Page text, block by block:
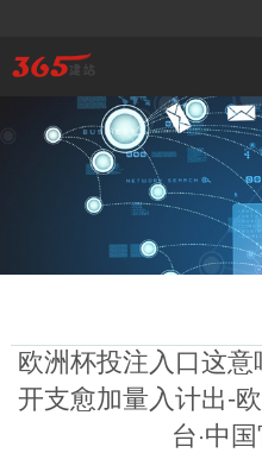
欧洲杯投注入口这
开支愈加量入计出-
台·中